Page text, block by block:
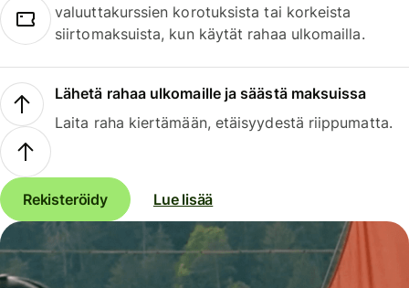
valuuttakurssien korotuksista tai korkeista
siirtomaksuista, kun käytät rahaa ulkomailla.
Lähetä rahaa ulkomaille ja säästä maksuissa
Laita raha kiertämään, etäisyydestä riippumatta.
Rekisteröidy Lue lisää